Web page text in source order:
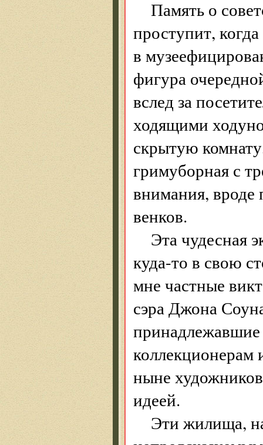
Память о
проступит,
в
фигура
вслед за
ходящими
скрытую
гримуборная с
внимания, вроде
венков.
Эта чудесная
куда-то в свою
мне частные
сэра Джона
ныне
идеей.
Эти жилища,